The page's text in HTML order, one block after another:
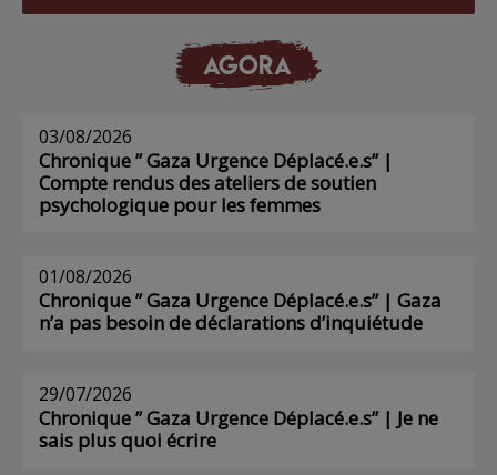
AGORA
03/08/2026
Chronique ” Gaza Urgence Déplacé.e.s” |
Compte rendus des ateliers de soutien
psychologique pour les femmes
01/08/2026
Chronique ” Gaza Urgence Déplacé.e.s” | Gaza
n’a pas besoin de déclarations d’inquiétude
29/07/2026
Chronique ” Gaza Urgence Déplacé.e.s” | Je ne
sais plus quoi écrire